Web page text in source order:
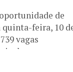
de
quinta-feira, 10
vagas
de...